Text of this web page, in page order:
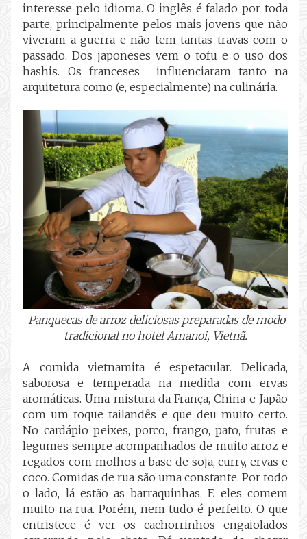
interesse pelo idioma. O inglês é falado por toda
parte, principalmente pelos mais jovens que não
viveram a guerra e não tem tantas travas com o
passado. Dos japoneses vem o tofu e o uso dos
hashis. Os franceses influenciaram tanto na
arquitetura como (e, especialmente) na culinária.
Panquecas de arroz deliciosas preparadas de modo
tradicional no hotel Amanoi, Vietnã.
A comida vietnamita é espetacular. Delicada,
saborosa e temperada na medida com ervas
aromáticas. Uma mistura da França, China e Japão
com um toque tailandês e que deu muito certo.
No cardápio peixes, porco, frango, pato, frutas e
legumes sempre acompanhados de muito arroz e
regados com molhos a base de soja, curry, ervas e
coco. Comidas de rua são uma constante. Por todo
o lado, lá estão as barraquinhas. E eles comem
muito na rua. Porém, nem tudo é perfeito. O que
entristece é ver os cachorrinhos engaiolados